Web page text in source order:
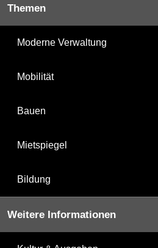
Themen
Moderne Verwaltung
Mobilität
Bauen
Mietspiegel
Bildung
Weitere Informationen